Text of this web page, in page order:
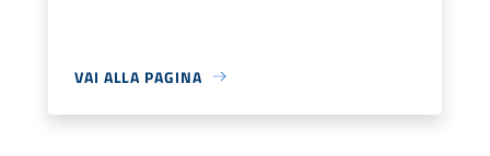
VAI ALLA PAGINA